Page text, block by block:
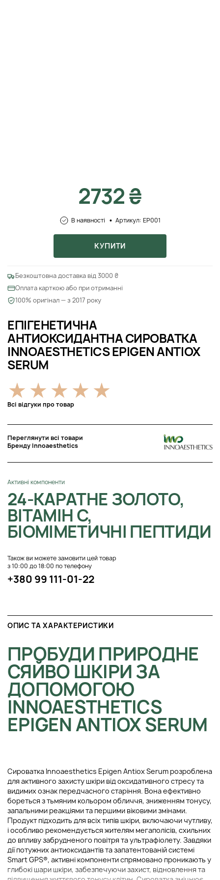
ЕПІГЕНЕТИЧНА
АНТИОКСИДАНТНА СИРОВАТКА
INNOAESTHETICS EPIGEN ANTIOX
SERUM
Всі відгуки про товар
Переглянути всі товари
Бренду Innoaesthetics
Активні компоненти
24-КАРАТНЕ ЗОЛОТО,
ВІТАМІН С,
БІОМІМЕТИЧНІ ПЕПТИДИ
Також ви можете замовити цей товар
з 10:00 до 18:00 по телефону
+380 99 111-01-22
2732 ₴
В наявності Артикул: EP001
КУПИТИ
Безкоштовна доставка від 3000 ₴
Оплата карткою або при отриманні
100% оригінал — з 2017 року
ОПИС ТА ХАРАКТЕРИСТИКИ
ПРОБУДИ ПРИРОДНЕ
СЯЙВО ШКІРИ ЗА
ДОПОМОГОЮ
INNOAESTHETICS
EPIGEN ANTIOX SERUM
Сироватка Innoaesthetics Epigen Antiox Serum розроблена
для активного захисту шкіри від оксидативного стресу та
видимих ознак передчасного старіння. Вона ефективно
бореться з тьмяним кольором обличчя, зниженням тонусу,
запальними реакціями та першими віковими змінами.
Продукт підходить для всіх типів шкіри, включаючи чутливу,
і особливо рекомендується жителям мегаполісів, схильних
до впливу забрудненого повітря та ультрафіолету. Завдяки
дії потужних антиоксидантів та запатентованій системі
Smart GPS®, активні компоненти спрямовано проникають у
глибокі шари шкіри, забезпечуючи захист, відновлення та